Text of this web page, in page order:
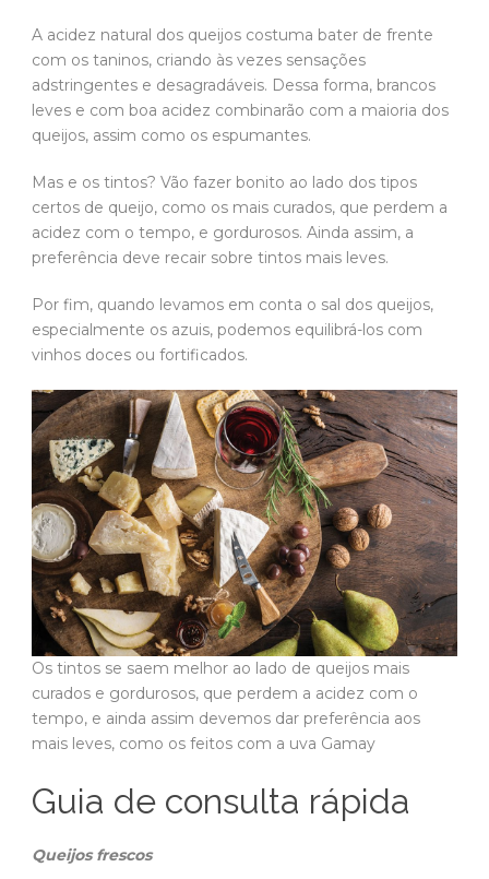
A acidez natural dos queijos costuma bater de frente
com os taninos, criando às vezes sensações
adstringentes e desagradáveis. Dessa forma, brancos
leves e com boa acidez combinarão com a maioria dos
queijos, assim como os espumantes.
Mas e os tintos? Vão fazer bonito ao lado dos tipos
certos de queijo, como os mais curados, que perdem a
acidez com o tempo, e gordurosos. Ainda assim, a
preferência deve recair sobre tintos mais leves.
Por fim, quando levamos em conta o sal dos queijos,
especialmente os azuis, podemos equilibrá-los com
vinhos doces ou fortificados.
Os tintos se saem melhor ao lado de queijos mais
curados e gordurosos, que perdem a acidez com o
tempo, e ainda assim devemos dar preferência aos
mais leves, como os feitos com a uva Gamay
Guia de consulta rápida
Queijos frescos